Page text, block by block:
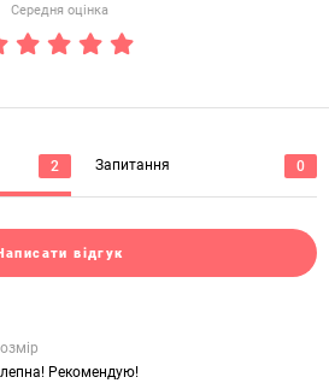
Середня оцінка
2 Запитання 0
відгук
Рекомендую!